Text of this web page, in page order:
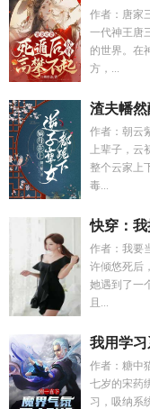
作者：唐家
一代神王唐
的世界。在
方，...
渣夫幡
作者：朝云
上辈子，
整个云家上
毒...
快穿：
作者：我要
许倾悠死后
她遇到了一
且...
我用学
作者：糖中
七岁的宋药
习，吸纳系